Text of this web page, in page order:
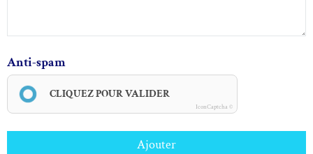
Anti-spam
CLIQUEZ POUR VALIDER
IconCaptcha ©
Ajouter